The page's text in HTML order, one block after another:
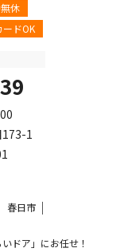
休
ドOK
173-1
春日市
ドア」にお任せ！